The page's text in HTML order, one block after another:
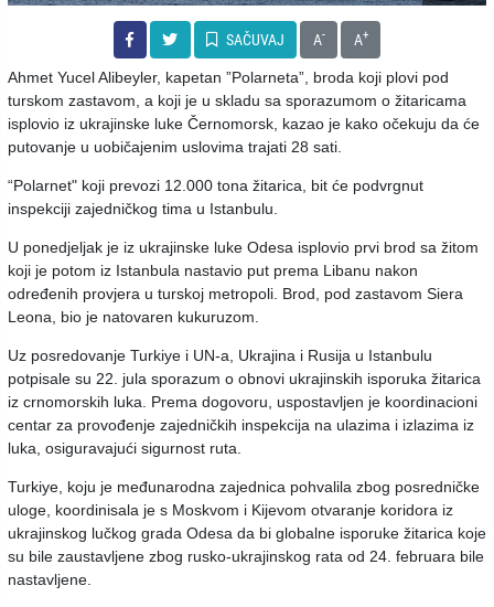
SAČUVAJ A- A+
Ahmet Yucel Alibeyler, kapetan ”Polarneta”, broda koji plovi pod
turskom zastavom, a koji je u skladu sa sporazumom o žitaricama
isplovio iz ukrajinske luke Černomorsk, kazao je kako očekuju da će
putovanje u uobičajenim uslovima trajati 28 sati.
“Polarnet" koji prevozi 12.000 tona žitarica, bit će podvrgnut
inspekciji zajedničkog tima u Istanbulu.
U ponedjeljak je iz ukrajinske luke Odesa isplovio prvi brod sa žitom
koji je potom iz Istanbula nastavio put prema Libanu nakon
određenih provjera u turskoj metropoli. Brod, pod zastavom Siera
Leona, bio je natovaren kukuruzom.
Uz posredovanje Turkiye i UN-a, Ukrajina i Rusija u Istanbulu
potpisale su 22. jula sporazum o obnovi ukrajinskih isporuka žitarica
iz crnomorskih luka. Prema dogovoru, uspostavljen je koordinacioni
centar za provođenje zajedničkih inspekcija na ulazima i izlazima iz
luka, osiguravajući sigurnost ruta.
Turkiye, koju je međunarodna zajednica pohvalila zbog posredničke
uloge, koordinisala je s Moskvom i Kijevom otvaranje koridora iz
ukrajinskog lučkog grada Odesa da bi globalne isporuke žitarica koje
su bile zaustavljene zbog rusko-ukrajinskog rata od 24. februara bile
nastavljene.